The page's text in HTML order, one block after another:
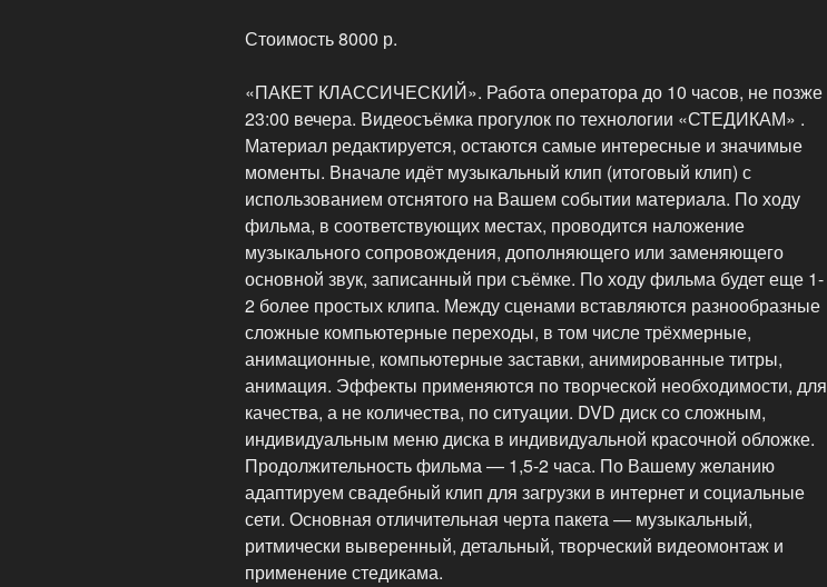
Стоимость 8000 р.
«ПАКЕТ КЛАССИЧЕСКИЙ». Работа оператора до 10 часов, не позже
23:00 вечера. Видеосъёмка прогулок по технологии «СТЕДИКАМ» .
Материал редактируется, остаются самые интересные и значимые
моменты. Вначале идёт музыкальный клип (итоговый клип) с
использованием отснятого на Вашем событии материала. По ходу
фильма, в соответствующих местах, проводится наложение
музыкального сопровождения, дополняющего или заменяющего
основной звук, записанный при съёмке. По ходу фильма будет еще 1-
2 более простых клипа. Между сценами вставляются разнообразные
сложные компьютерные переходы, в том числе трёхмерные,
анимационные, компьютерные заставки, анимированные титры,
анимация. Эффекты применяются по творческой необходимости, для
качества, а не количества, по ситуации. DVD диск со сложным,
индивидуальным меню диска в индивидуальной красочной обложке.
Продолжительность фильма — 1,5-2 часа. По Вашему желанию
адаптируем свадебный клип для загрузки в интернет и социальные
сети. Основная отличительная черта пакета — музыкальный,
ритмически выверенный, детальный, творческий видеомонтаж и
применение стедикама.